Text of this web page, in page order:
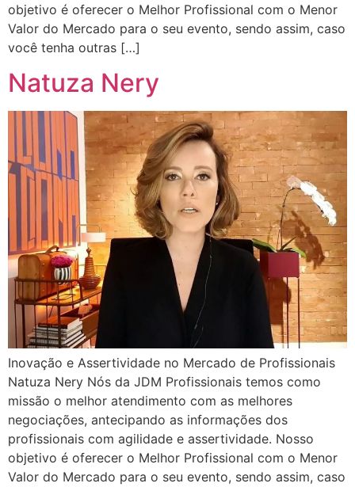
objetivo é oferecer o Melhor Profissional com o Menor
Valor do Mercado para o seu evento, sendo assim, caso
você tenha outras […]
Natuza Nery
Inovação e Assertividade no Mercado de Profissionais
Natuza Nery Nós da JDM Profissionais temos como
missão o melhor atendimento com as melhores
negociações, antecipando as informações dos
profissionais com agilidade e assertividade. Nosso
objetivo é oferecer o Melhor Profissional com o Menor
Valor do Mercado para o seu evento, sendo assim, caso